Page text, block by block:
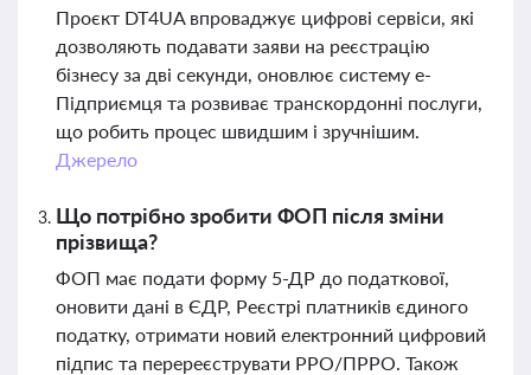
Проєкт DT4UA впроваджує цифрові сервіси, які
дозволяють подавати заяви на реєстрацію
бізнесу за дві секунди, оновлює систему е-
Підприємця та розвиває транскордонні послуги,
що робить процес швидшим і зручнішим.
Джерело
Що потрібно зробити ФОП після зміни
прізвища?
ФОП має подати форму 5-ДР до податкової,
оновити дані в ЄДР, Реєстрі платників єдиного
податку, отримати новий електронний цифровий
підпис та перереєструвати РРО/ПРРО. Також